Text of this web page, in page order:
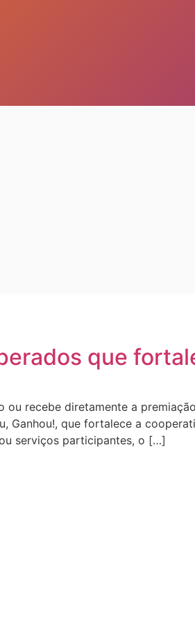
que
ou recebe diretamente a
Ganhou!, que fortalece a
serviços participantes, o […]